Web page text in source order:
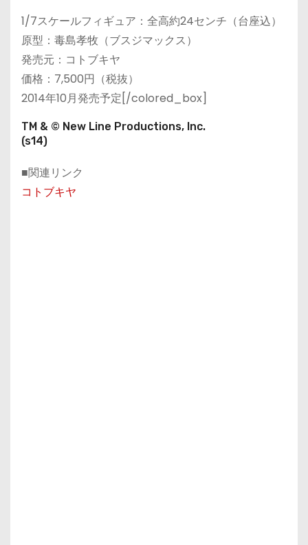
1/7スケールフィギュア：全高約24センチ（台座込）
原型：毒島孝牧（ブスジマックス）
発売元：コトブキヤ
価格：7,500円（税抜）
2014年10月発売予定[/colored_box]
TM & © New Line Productions, Inc.
(s14)
■関連リンク
コトブキヤ